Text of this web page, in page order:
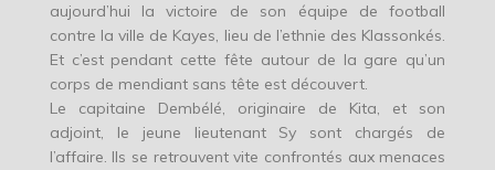
aujourd’hui la victoire de son équipe de football
contre la ville de Kayes, lieu de l’ethnie des Klassonkés.
Et c’est pendant cette fête autour de la gare qu’un
corps de mendiant sans tête est découvert.
Le capitaine Dembélé, originaire de Kita, et son
adjoint, le jeune lieutenant Sy sont chargés de
l’affaire. Ils se retrouvent vite confrontés aux menaces